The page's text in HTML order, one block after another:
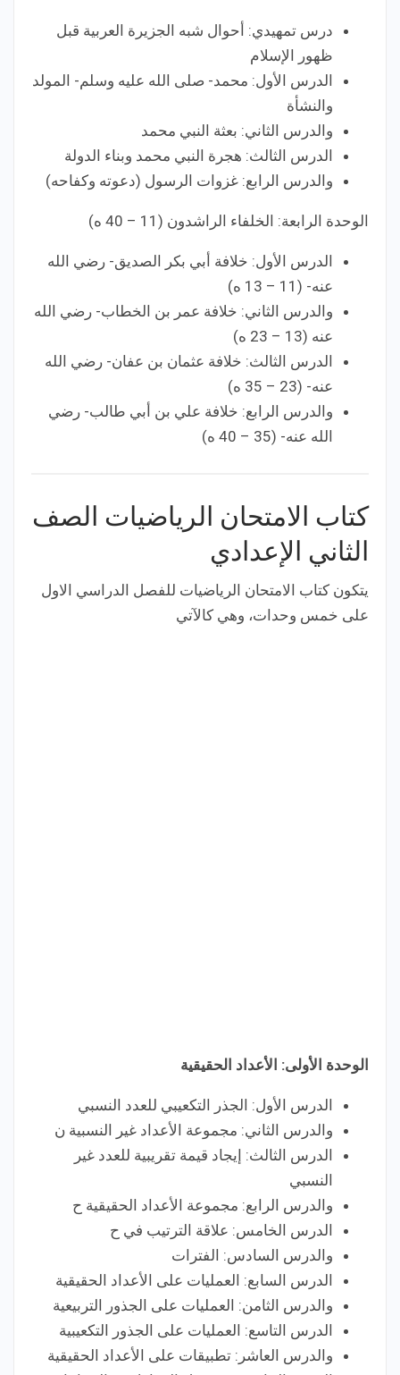
درس تمهيدي: أحوال شبه الجزيرة العربية قبل
ظهور الإسلام
الدرس الأول: محمد- صلى الله عليه وسلم- المولد
والنشأة
والدرس الثاني: بعثة النبي محمد
الدرس الثالث: هجرة النبي محمد وبناء الدولة
والدرس الرابع: غزوات الرسول (دعوته وكفاحه)
الوحدة الرابعة: الخلفاء الراشدون (11 – 40 ه)
الدرس الأول: خلافة أبي بكر الصديق- رضي الله
عنه- (11 – 13 ه)
والدرس الثاني: خلافة عمر بن الخطاب- رضي الله
عنه (13 – 23 ه)
الدرس الثالث: خلافة عثمان بن عفان- رضي الله
عنه- (23 – 35 ه)
والدرس الرابع: خلافة علي بن أبي طالب- رضي
الله عنه- (35 – 40 ه)
كتاب الامتحان الرياضيات الصف
الثاني الإعدادي
يتكون كتاب الامتحان الرياضيات للفصل الدراسي الاول
على خمس وحدات، وهي كالآتي
الوحدة الأولى: الأعداد الحقيقية
الدرس الأول: الجذر التكعيبي للعدد النسبي
والدرس الثاني: مجموعة الأعداد غير النسبية ن
الدرس الثالث: إيجاد قيمة تقريبية للعدد غير
النسبي
والدرس الرابع: مجموعة الأعداد الحقيقية ح
الدرس الخامس: علاقة الترتيب في ح
والدرس السادس: الفترات
الدرس السابع: العمليات على الأعداد الحقيقية
والدرس الثامن: العمليات على الجذور التربيعية
الدرس التاسع: العمليات على الجذور التكعيبية
والدرس العاشر: تطبيقات على الأعداد الحقيقية